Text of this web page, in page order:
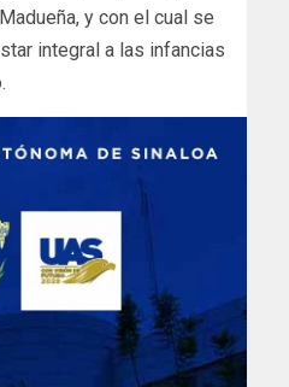
y con el cual se
integral a las infancias